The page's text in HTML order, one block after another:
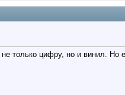
только цифру, но и винил. Но